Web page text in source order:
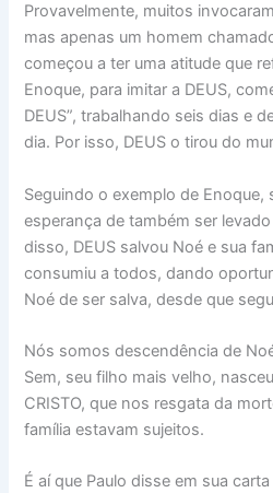
Provavelmente, muitos
mas apenas um homem
começou a ter uma atitude que
Enoque, para imitar a DEUS,
DEUS”, trabalhando seis dias e
dia. Por isso, DEUS o tirou do
Seguindo o exemplo de Enoque,
esperança de também ser
disso, DEUS salvou Noé e sua
consumiu a todos, dando
Noé de ser salva, desde que
Nós somos descendência de
Sem, seu filho mais velho,
CRISTO, que nos resgata da
família estavam sujeitos.
É aí que Paulo disse em sua